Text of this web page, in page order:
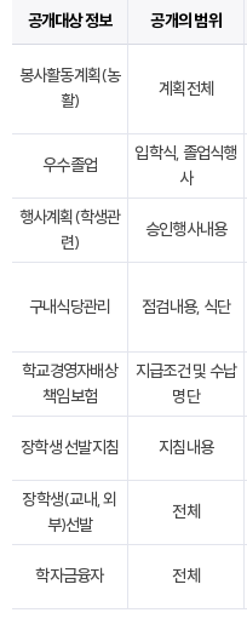
공개대상 정보 공개의 범위
봉사활동계획(농
활)
계획전체
우수졸업
입학식, 졸업식행
사
행사계획(학생관
련)
승인행사내용
구내식당관리 점검내용, 식단
학교경영자배상
책임보험
지급조건 및 수납
명단
장학생 선발지침 지침내용
장학생(교내, 외
부)선발
전체
학자금융자 전체